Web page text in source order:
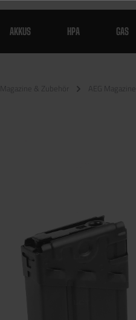
AKKUS HPA GAS
Magazine & Zubehör AEG Magazine